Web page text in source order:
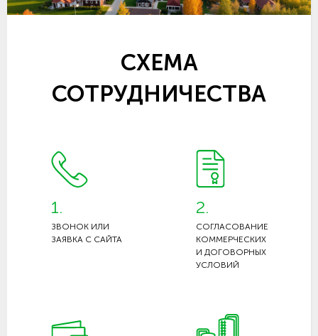
СХЕМА
СОТРУДНИЧЕСТВА
1.
ЗВОНОК ИЛИ
ЗАЯВКА С САЙТА
2.
СОГЛАСОВАНИЕ
КОММЕРЧЕСКИХ
И ДОГОВОРНЫХ
УСЛОВИЙ